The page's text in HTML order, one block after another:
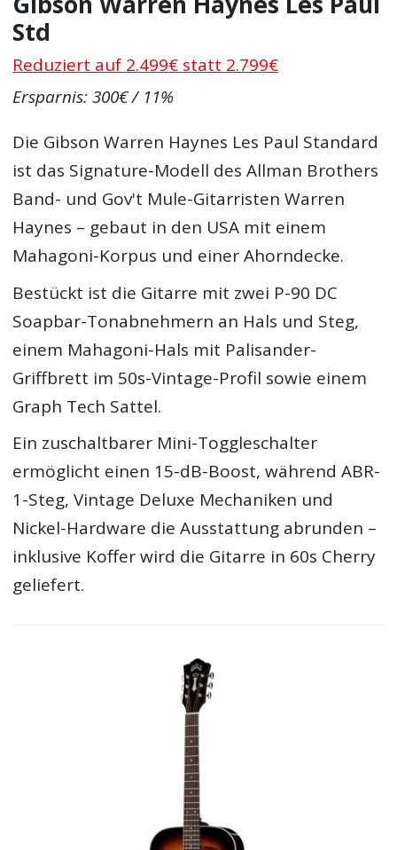
Std
Reduziert auf 2.499€ statt 2.799€
Ersparnis: 300€ / 11%
Die Gibson Warren Haynes Les Paul Standard
ist das Signature-Modell des Allman Brothers
Band- und Gov't Mule-Gitarristen Warren
Haynes – gebaut in den USA mit einem
Mahagoni-Korpus und einer Ahorndecke.
Bestückt ist die Gitarre mit zwei P-90 DC
Soapbar-Tonabnehmern an Hals und Steg,
einem Mahagoni-Hals mit Palisander-
Griffbrett im 50s-Vintage-Profil sowie einem
Graph Tech Sattel.
Ein zuschaltbarer Mini-Toggleschalter
ermöglicht einen 15-dB-Boost, während ABR-
1-Steg, Vintage Deluxe Mechaniken und
Nickel-Hardware die Ausstattung abrunden –
inklusive Koffer wird die Gitarre in 60s Cherry
geliefert.